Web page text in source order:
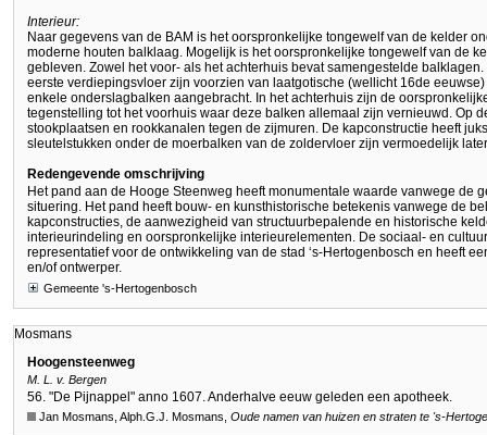
Interieur:
Naar gegevens van de BAM is het oorspronkelijke tongewelf van de kelder
moderne houten balklaag. Mogelijk is het oorspronkelijke tongewelf van de
gebleven. Zowel het voor- als het achterhuis bevat samengestelde
eerste verdiepingsvloer zijn voorzien van laatgotische (wellicht 16de
enkele onderslagbalken aangebracht. In het achterhuis zijn de
tegenstelling tot het voorhuis waar deze balken allemaal zijn vernieuwd. Op
stookplaatsen en rookkanalen tegen de zijmuren. De kapconstructie heeft
sleutelstukken onder de moerbalken van de zoldervloer zijn vermoedelijk
Redengevende omschrijving
Het pand aan de Hooge Steenweg heeft monumentale waarde vanwege de
situering. Het pand heeft bouw- en kunsthistorische betekenis vanwege de
kapconstructies, de aanwezigheid van structuurbepalende en historische
interieurindeling en oorspronkelijke interieurelementen. De sociaal- en
representatief voor de ontwikkeling van de stad ‘s-Hertogenbosch en heeft
en/of ontwerper.
Gemeente 's-Hertogenbosch
Mosmans
Hoogensteenweg
M. L. v. Bergen
56. "De Pijnappel" anno 1607. Anderhalve eeuw geleden een apotheek.
Jan Mosmans, Alph.G.J. Mosmans, Oude namen van huizen en straten te 's-